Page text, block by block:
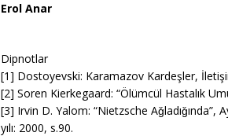
Erol Anar
Dipnotlar
[1] Dostoyevski: Karamazov Kardeşler,
[2] Soren Kierkegaard: “Ölümcül Hastalık
[3] Irvin D. Yalom: “Nietzsche Aǧladıǧında”,
yılı: 2000, s.90.